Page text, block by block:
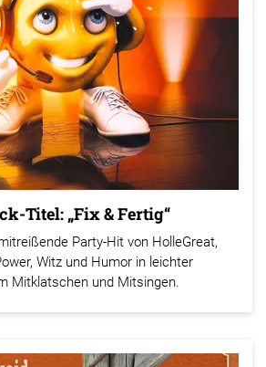
Titel: „Fix & Fertig“
Party-Hit von HolleGreat,
Witz und Humor in leichter
Mitklatschen und Mitsingen.